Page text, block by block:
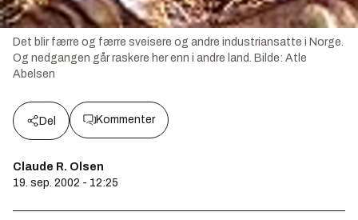
Det blir færre og færre sveisere og andre industriansatte i Norge.
Og nedgangen går raskere her enn i andre land. Bilde: Atle
Abelsen
Del Kommenter
Claude R. Olsen
19. sep. 2002 - 12:25